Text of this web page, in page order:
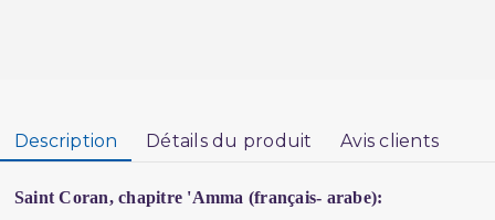
Description Détails du produit Avis clients
Saint Coran, chapitre 'Amma (français- arabe):